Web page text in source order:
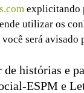
explicitando
utilizar os
será avisado
histórias e
ESPM e